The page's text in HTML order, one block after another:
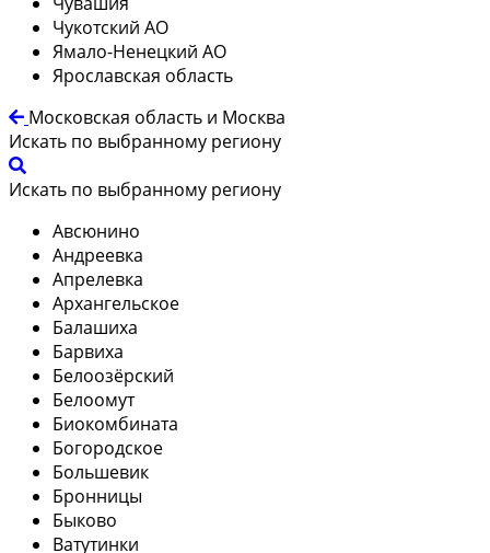
Чукотский АО
Ямало-Ненецкий АО
Ярославская область
Московская область и Москва
Искать по выбранному региону
Искать по выбранному региону
Авсюнино
Андреевка
Апрелевка
Архангельское
Балашиха
Барвиха
Белоозёрский
Белоомут
Биокомбината
Богородское
Большевик
Бронницы
Быково
Ватутинки